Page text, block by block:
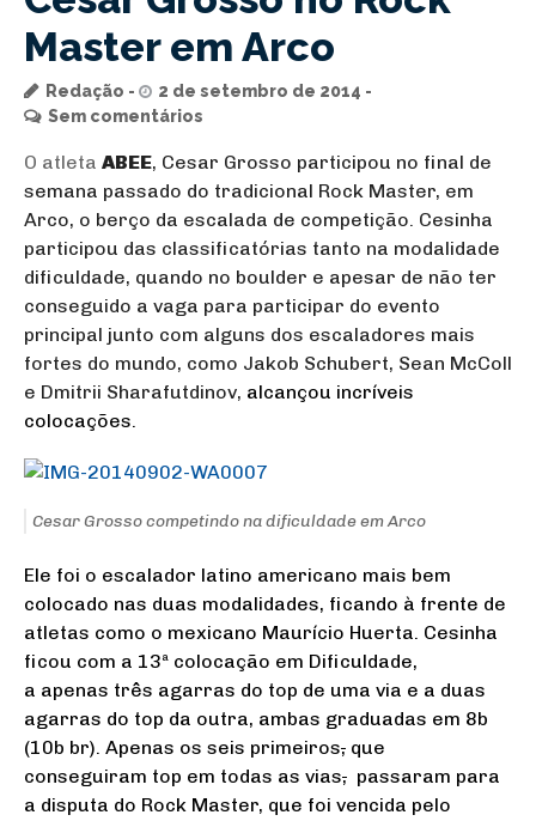
Master em Arco
Redação
2 de setembro de 2014
Sem comentários
O atleta ABEE, Cesar Grosso participou no final de
semana passado do tradicional Rock Master, em
Arco, o berço da escalada de competição. Cesinha
participou das classificatórias tanto na modalidade
dificuldade, quando no boulder e apesar de não ter
conseguido a vaga para participar do evento
principal junto com alguns dos escaladores mais
fortes do mundo, como Jakob Schubert, Sean McColl
e Dmitrii Sharafutdinov, alcançou incríveis
colocações.
Cesar Grosso competindo na dificuldade em Arco
Ele foi o escalador latino americano mais bem
colocado nas duas modalidades, ficando à frente de
atletas como o mexicano Maurício Huerta. Cesinha
ficou com a 13ª colocação em Dificuldade,
a apenas três agarras do top de uma via e a duas
agarras do top da outra, ambas graduadas em 8b
(10b br). Apenas os seis primeiros, que
conseguiram top em todas as vias, passaram para
a disputa do Rock Master, que foi vencida pelo